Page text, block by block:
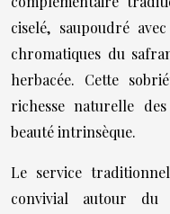
ciselé, saupoudré
chromatiques du
herbacée. Cette
richesse naturelle
beauté intrinsèque.
Le service
convivial autour